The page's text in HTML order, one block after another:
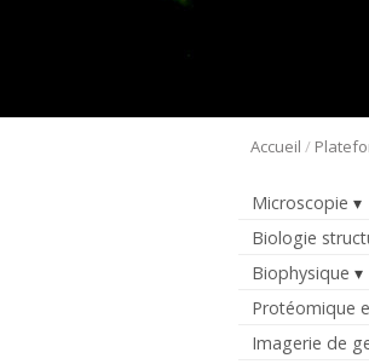
Accueil /
Microscopie
Biologie
Biophysique
Protéomique
Imagerie de